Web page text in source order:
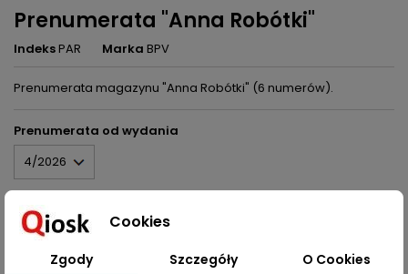
Prenumerata "Anna Robótki"
IndeksPAR Marka BPV
Prenumerata magazynu "Anna Robótki" (6 numerów).
Prenumerata od wydania
54,00 zł Brutto
 Dodaj do koszyka
Cookies
Zgody Szczegóły O Cookies